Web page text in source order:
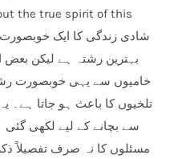
the true spirit of this
بہترین رشتہ ہے لیکن بعض
خامیوں سے یہی خوبصورت
تلخیوں کا باعث ہو جاتا ہے۔
سے بچانے کے لیے لکھی گئی
مسئلوں کا نہ صرف تفصیلاً